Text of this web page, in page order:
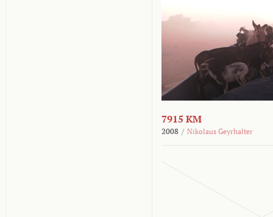
7915 KM
2008 / Nikolaus Geyrhalter